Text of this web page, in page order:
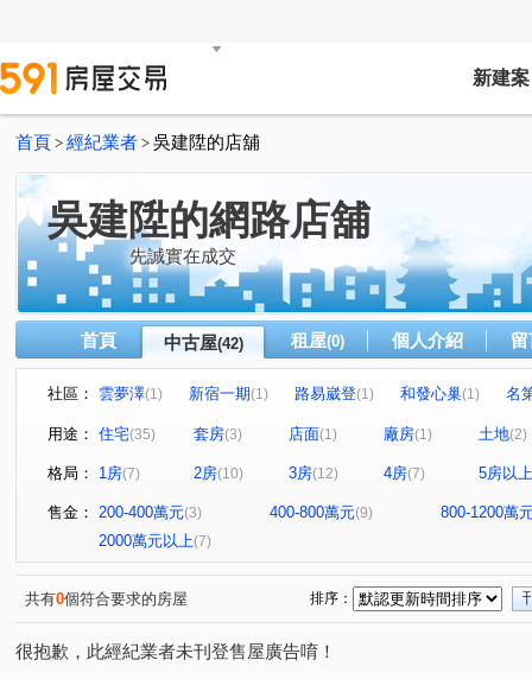
新建案
首頁 > 經紀業者 > 吳建陞的店舖
吳建陞的網路店舖
先誠實在成交
首頁 中古屋(42) 租屋(0) 個人介紹
社區： 雲夢澤(1) 新宿一期(1) 路易崴登(1) 和發心巢(1)
名
建國學苑
新潤幸福莊園(1) (1) 愛上杜拜 (1)
小富翁大學城
(1) 樂購市 (1) 歐悅NO.7(1) 臻愛加州(1)
天河大樓(1) 鴻築新巴黎(1) 新捷市 陸光五村EFG區
昭揚天賦(1) 銘傳學苑
環北路(1) 龍和二街(1) 龍城新村(1) 成章二街(1)
成
鳳吉一街(1) 長春五路(1) 領航南路二段(1)
永安路(1) 華隆街(1) 賦梅路(1) 民享街(1) 學十一街
民族路(1) 元化路(1) 龍岡路三段
用途： 住宅(35) 套房(3) 店面(1) 廠房(1) 土地(2)
格局： 1房(7) 2房(10) 3房(12) 4房(7) 5房以上
售金： 200-400萬元(3) 400-800萬元(9)
800-1200萬
2000萬元以上(7)
共有0個符合要求的房屋 排序：
很抱歉，此經紀業者未刊登售屋廣告唷！